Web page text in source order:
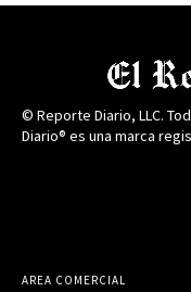
© Reporte Diario, LLC.
Diario® es una marca
AREA COMERCIAL